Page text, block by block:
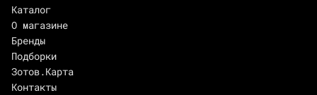
Каталог
О магазине
Бренды
Подборки
Зотов.Карта
Контакты